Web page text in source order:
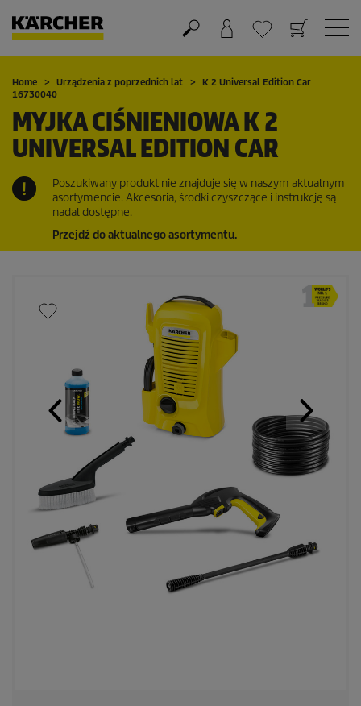
Koszyk
Lista życzeń
Home Urządzenia z poprzednich lat
K 2 Universal Edition Car
16730040
MYJKA CIŚNIENIOWA K 2
UNIVERSAL EDITION CAR
Poszukiwany produkt nie znajduje się w naszym aktualnym
asortymencie. Akcesoria, środki czyszczące i instrukcję są
nadal dostępne.
Przejdź do aktualnego asortymentu.